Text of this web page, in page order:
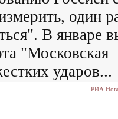
один
В январе
"Московская
ударов...
РИА